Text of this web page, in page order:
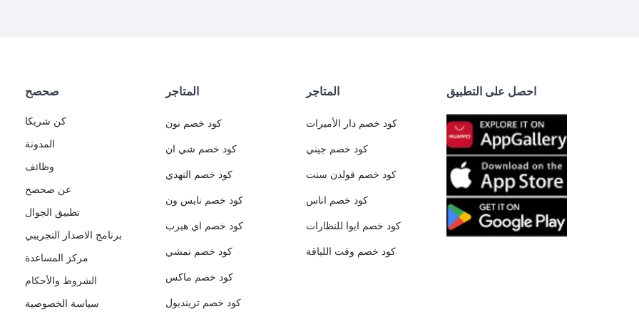
صحصح
كن شريكا
المدونة
وظائف
عن صحصح
تطبيق الجوال
برنامج الاصدار التجريبي
مركز المساعدة
الشروط والأحكام
سياسة الخصوصية
المتاجر
كود خصم نون
كود خصم شي ان
كود خصم النهدي
كود خصم نايس ون
كود خصم اي هيرب
كود خصم نمشي
كود خصم ماكس
كود خصم ترينديول
المتاجر
كود خصم دار الأميرات
كود خصم جيني
كود خصم قولدن سنت
كود خصم اناس
كود خصم ايوا للنظارات
كود خصم وقت اللياقة
احصل على التطبيق